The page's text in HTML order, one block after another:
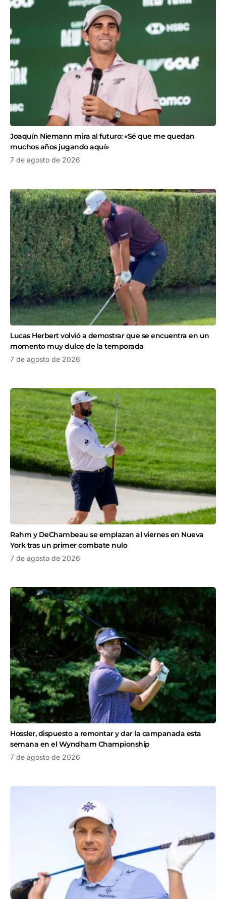
Joaquín Niemann mira al futuro: «Sé que me quedan
muchos años jugando aquí»
7 de agosto de 2026
Lucas Herbert volvió a demostrar que se encuentra en un
momento muy dulce de la temporada
7 de agosto de 2026
Rahm y DeChambeau se emplazan al viernes en Nueva
York tras un primer combate nulo
7 de agosto de 2026
Hossler, dispuesto a remontar y dar la campanada esta
semana en el Wyndham Championship
7 de agosto de 2026